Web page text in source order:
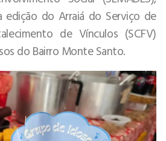
edição do Arraiá do Serviço de
de Vínculos (SCFV)
do Bairro Monte Santo.